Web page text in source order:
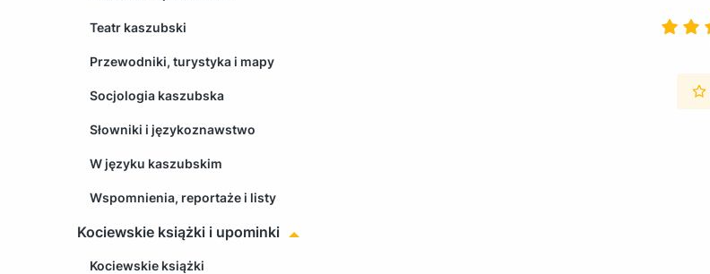
Teatr kaszubski
Przewodniki, turystyka i mapy
Socjologia kaszubska
Słowniki i językoznawstwo
W języku kaszubskim
Wspomnienia, reportaże i listy
Kociewskie książki i upominki
Kociewskie książki